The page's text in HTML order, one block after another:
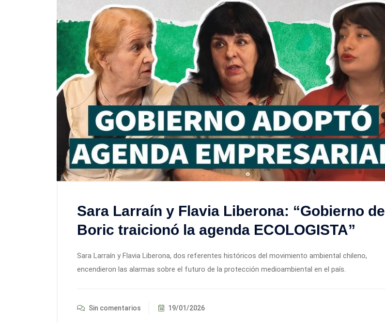
Sara Larraín y Flavia Liberona: “Gobierno de
Boric traicionó la agenda ECOLOGISTA”
Sara Larraín y Flavia Liberona, dos referentes históricos del movimiento ambiental chileno,
encendieron las alarmas sobre el futuro de la protección medioambiental en el país.
Sin comentarios 19/01/2026